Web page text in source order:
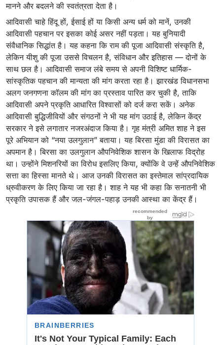
मानने और बदलने की स्वतंत्रता देता है।
आदिवासी चाहे हिंदू हों, ईसाई हों या किसी अन्य धर्म को मानें, उनकी
आदिवासी पहचान पर इसका कोई असर नहीं पड़ता। यह बुनियादी
संवैधानिक सिद्धांत है। यह कहना कि राम की पूजा आदिवासी संस्कृति है,
लेकिन यीशु की पूजा उससे विचलन है, संविधान और इतिहास — दोनों के
साथ छल है। आदिवासी समाज लंबे समय से अपनी विशिष्ट धार्मिक-
सांस्कृतिक पहचान की मान्यता की मांग करता रहा है। झारखंड विधानसभा
अलग जनगणना कॉलम की मांग का प्रस्ताव पारित कर चुकी है, ताकि
आदिवासी अपने प्रकृति आधारित विश्वासों को दर्ज करा सकें। अनेक
आदिवासी बुद्धिजीवियों और संगठनों ने भी यह मांग उठाई है, लेकिन केंद्र
सरकार ने इसे लगातार नजरअंदाज किया है। गृह मंत्री अमित शाह ने इस
पूरे अभियान को “नया उलगुलान” बताया। यह बिरसा मुंडा की विरासत का
अपमान है। बिरसा का उलगुलान औपनिवेशिक शासन के खिलाफ विद्रोह
था। उन्होंने मिशनरियों का विरोध इसलिए किया, क्योंकि वे उन्हें औपनिवेशिक
सत्ता का हिस्सा मानते थे। आज उनकी विरासत का इस्तेमाल सांप्रदायिक
ध्रुवीकरण के लिए किया जा रहा है। शाह ने यह भी कहा कि सनातनी भी
प्रकृति उपासक हैं और जल-जंगल-पहाड़ उनकी आस्था का केंद्र हैं।